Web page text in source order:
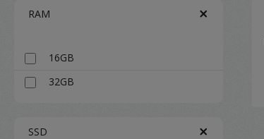
RAM
16GB
32GB
SSD